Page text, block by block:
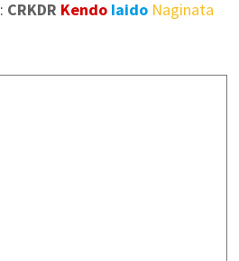
CRKDR Kendo Iaido Naginata